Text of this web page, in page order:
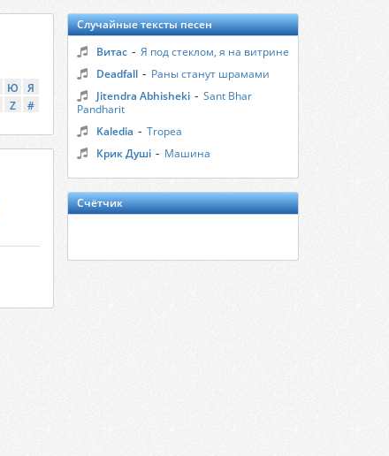
Ю
Я
Z #
Случайные тексты песен
Витас - Я под стеклом, я на витрине
Deadfall - Раны станут шрамами
Jitendra Abhisheki - Sant Bhar
Pandharit
Kaledia - Tropea
Крик Душі - Машина
Счётчик